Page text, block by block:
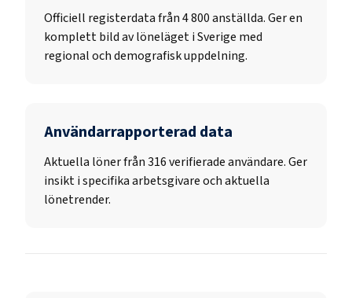
Officiell registerdata från4 800anställda. Ger en
komplett bild av löneläget i Sverige med
regional och demografisk uppdelning.
Användarrapporterad data
Aktuella löner från 316 verifierade användare. Ger
insikt i specifika arbetsgivare och aktuella
lönetrender.